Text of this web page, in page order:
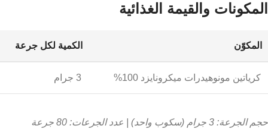
المكونات والقيمة الغذائية
المكوّن الكمية لكل جرعة
كرياتين مونوهيدرات ميكرونايزد 100% 3 جرام
حجم الجرعة: 3 جرام (سكوب واحد) | عدد الجرعات: 80 جرعة